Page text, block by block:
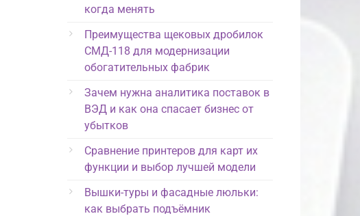
когда менять
Преимущества щековых дробилок
СМД-118 для модернизации
обогатительных фабрик
Зачем нужна аналитика поставок в
ВЭД и как она спасает бизнес от
убытков
Сравнение принтеров для карт их
функции и выбор лучшей модели
Вышки-туры и фасадные люльки:
как выбрать подъёмник